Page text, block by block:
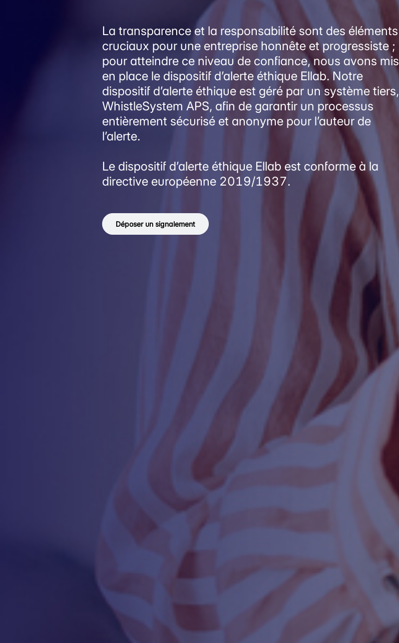
La transparence et la responsabilité sont des éléments
cruciaux pour une entreprise honnête et progressiste ;
pour atteindre ce niveau de confiance, nous avons mis
en place le dispositif d’alerte éthique Ellab. Notre
dispositif d’alerte éthique est géré par un système tiers,
WhistleSystem APS, afin de garantir un processus
entièrement sécurisé et anonyme pour l’auteur de
l’alerte.
Le dispositif d’alerte éthique Ellab est conforme à la
directive européenne 2019/1937.
Déposer un signalement